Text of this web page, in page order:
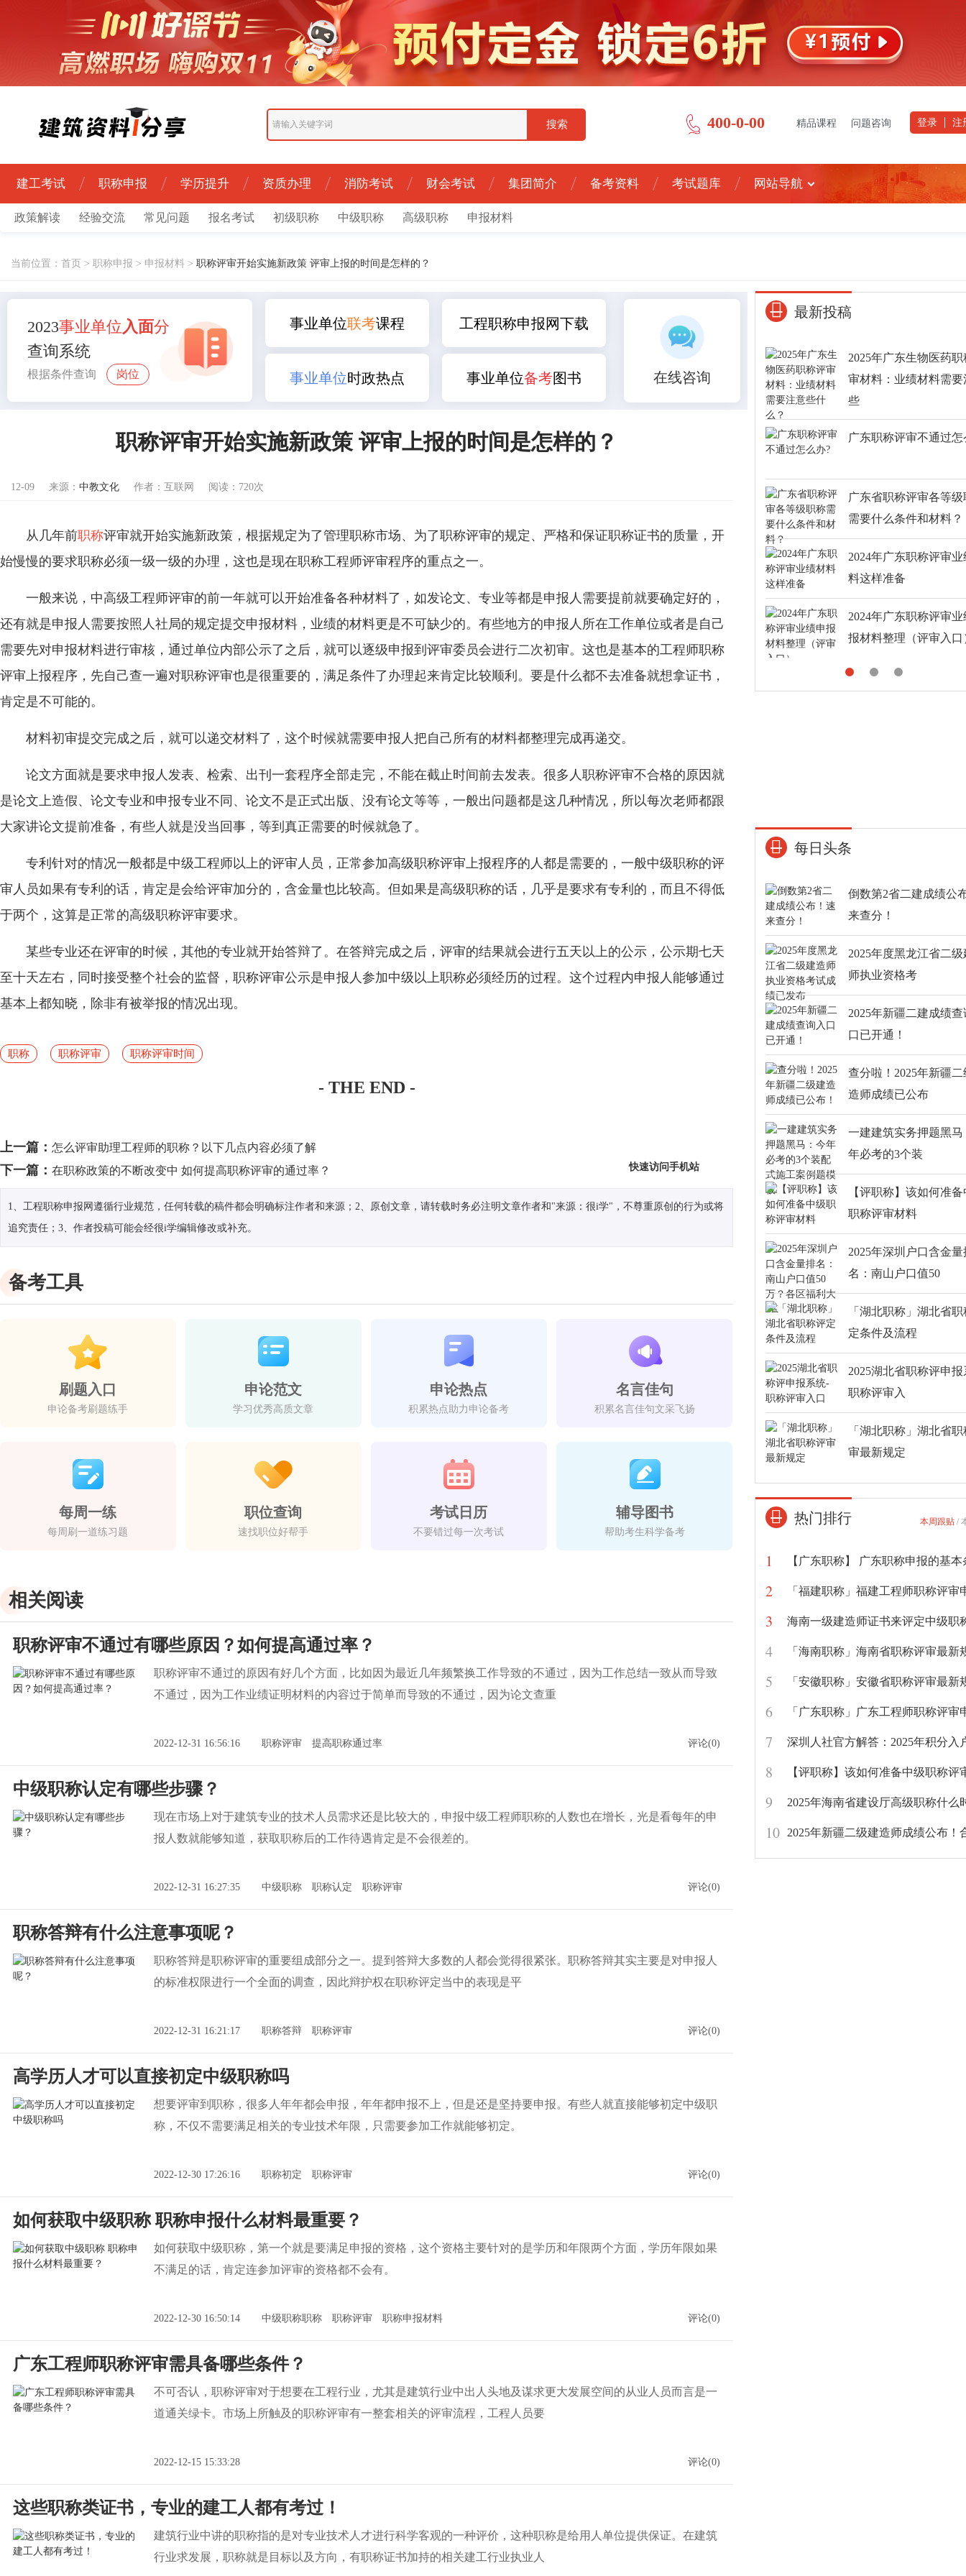
精品课程 问题咨询 登录 注
400-0-00
建工考试 职称申报 学历提升 资质办理 消防考试 财会考试 集团简介 备考资料 考试题库 网站导航
政策解读 经验交流 常见问题 报名考试 初级职称 中级职称 高级职称 申报材料
当前位置： 首页 > 职称申报 > 申报材料 > 职称评审开始实施新政策 评审上报的时间是怎样的？
2023事业单位 入面分
查询系统
根据条件查询 岗位
事业单位联考课程 工程职称申报网下载
事业单位时政热点 事业单位备考图书 在线咨询
职称评审开始实施新政策 评审上报的时间是怎样的？
12-09 来源： 中教文化 作者：互联网 阅读：720次
从几年前职称评审就开始实施新政策，根据规定为了管理职称市场、为了职称评审的规定、严格和保证职称证书的质量，开
始慢慢的要求职称必须一级一级的办理，这也是现在职称工程师评审程序的重点之一。
一般来说，中高级工程师评审的前一年就可以开始准备各种材料了，如发论文、专业等都是申报人需要提前就要确定好的，
还有就是申报人需要按照人社局的规定提交申报材料，业绩的材料更是不可缺少的。有些地方的申报人所在工作单位或者是自己
需要先对申报材料进行审核，通过单位内部公示了之后，就可以逐级申报到评审委员会进行二次初审。这也是基本的工程师职称
评审上报程序，先自己查一遍对职称评审也是很重要的，满足条件了办理起来肯定比较顺利。要是什么都不去准备就想拿证书，
肯定是不可能的。
材料初审提交完成之后，就可以递交材料了，这个时候就需要申报人把自己所有的材料都整理完成再递交。
论文方面就是要求申报人发表、检索、出刊一套程序全部走完，不能在截止时间前去发表。很多人职称评审不合格的原因就
是论文上造假、论文专业和申报专业不同、论文不是正式出版、没有论文等等，一般出问题都是这几种情况，所以每次老师都跟
大家讲论文提前准备，有些人就是没当回事，等到真正需要的时候就急了。
专利针对的情况一般都是中级工程师以上的评审人员，正常参加高级职称评审上报程序的人都是需要的，一般中级职称的评
审人员如果有专利的话，肯定是会给评审加分的，含金量也比较高。但如果是高级职称的话，几乎是要求有专利的，而且不得低
于两个，这算是正常的高级职称评审要求。
某些专业还在评审的时候，其他的专业就开始答辩了。在答辩完成之后，评审的结果就会进行五天以上的公示，公示期七天
至十天左右，同时接受整个社会的监督，职称评审公示是申报人参加中级以上职称必须经历的过程。这个过程内申报人能够通过
基本上都知晓，除非有被举报的情况出现。
职称 职称评审 职称评审时间
- THE END -
上一篇： 怎么评审助理工程师的职称？以下几点内容必须了解
下一篇： 在职称政策的不断改变中 如何提高职称评审的通过率？ 快速访问手机站
1、工程职称申报网遵循行业规范，任何转载的稿件都会明确标注作者和来源；2、原创文章，请转载时务必注明文章作者和"来源：很i学"，不尊重原创的行为或将
追究责任；3、作者投稿可能会经很i学编辑修改或补充。
备考工具
刷题入口
申论备考刷题练手
申论范文
学习优秀高质文章
申论热点
积累热点助力申论备考
名言佳句
积累名言佳句文采飞扬
每周一练
每周刷一道练习题
职位查询
速找职位好帮手
考试日历
不要错过每一次考试
辅导图书
帮助考生科学备考
相关阅读
职称评审不通过有哪些原因？如何提高通过率？
职称评审不通过的原因有好几个方面，比如因为最近几年频繁换工作导致的不通过，因为工作总结一致从而导致
不通过，因为工作业绩证明材料的内容过于简单而导致的不通过，因为论文查重
2022-12-31 16:56:16 职称评审 提高职称通过率 评论(0)
中级职称认定有哪些步骤？
现在市场上对于建筑专业的技术人员需求还是比较大的，申报中级工程师职称的人数也在增长，光是看每年的申
报人数就能够知道，获取职称后的工作待遇肯定是不会很差的。
2022-12-31 16:27:35 中级职称 职称认定 职称评审 评论(0)
职称答辩有什么注意事项呢？
职称答辩是职称评审的重要组成部分之一。提到答辩大多数的人都会觉得很紧张。职称答辩其实主要是对申报人
的标准权限进行一个全面的调查，因此辩护权在职称评定当中的表现是平
2022-12-31 16:21:17 职称答辩 职称评审 评论(0)
高学历人才可以直接初定中级职称吗
想要评审到职称，很多人年年都会申报，年年都申报不上，但是还是坚持要申报。有些人就直接能够初定中级职
称，不仅不需要满足相关的专业技术年限，只需要参加工作就能够初定。
2022-12-30 17:26:16 职称初定 职称评审 评论(0)
如何获取中级职称 职称申报什么材料最重要？
如何获取中级职称，第一个就是要满足申报的资格，这个资格主要针对的是学历和年限两个方面，学历年限如果
不满足的话，肯定连参加评审的资格都不会有。
2022-12-30 16:50:14 中级职称职称 职称评审 职称申报材料 评论(0)
广东工程师职称评审需具备哪些条件？
不可否认，职称评审对于想要在工程行业，尤其是建筑行业中出人头地及谋求更大发展空间的从业人员而言是一
道通关绿卡。市场上所触及的职称评审有一整套相关的评审流程，工程人员要
2022-12-15 15:33:28 评论(0)
这些职称类证书，专业的建工人都有考过！
建筑行业中讲的职称指的是对专业技术人才进行科学客观的一种评价，这种职称是给用人单位提供保证。在建筑
行业求发展，职称就是目标以及方向，有职称证书加持的相关建工行业执业人
最新投稿
2025年广东生物医药职
审材料：业绩材料需要
些
广东职称评审不通过怎
广东省职称评审各等级
需要什么条件和材料？
2024年广东职称评审业
料这样准备
2024年广东职称评审业
报材料整理（评审入口
每日头条
倒数第2省二建成绩公
来查分！
2025年度黑龙江省二级
师执业资格考
2025年新疆二建成绩查
口已开通！
查分啦！2025年新疆二
造师成绩已公布
一建建筑实务押题黑马
年必考的3个装
【评职称】该如何准
职称评审材料
2025年深圳户口含金量
名：南山户口值50
「湖北职称」湖北省
定条件及流程
2025湖北省职称评申报
职称评审入
「湖北职称」湖北省
审最新规定
热门排行 本周跟贴 /
1
2
3
4
「海南职称」海南省职称评审最新
5 「安徽职称」安徽省职称评审最新
6
7
8
【评职称】该如何准备中级职称评
9
10